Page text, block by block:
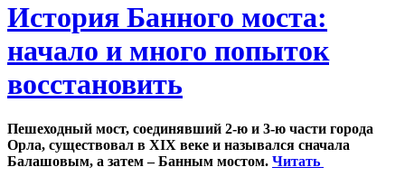
История Банного моста:
начало и много попыток
восстановить
Пешеходный мост, соединявший 2-ю и 3-ю части города
Орла, существовал в XIX веке и назывался сначала
Балашовым, а затем – Банным мостом. Читать